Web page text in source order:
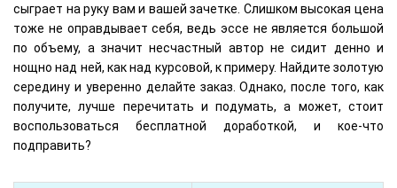
сыграет на руку вам и вашей зачетке. Слишком высокая цена
тоже не оправдывает себя, ведь эссе не является большой
по объему, а значит несчастный автор не сидит денно и
нощно над ней, как над курсовой, к примеру. Найдите золотую
середину и уверенно делайте заказ. Однако, после того, как
получите, лучше перечитать и подумать, а может, стоит
воспользоваться бесплатной доработкой, и кое-что
подправить?